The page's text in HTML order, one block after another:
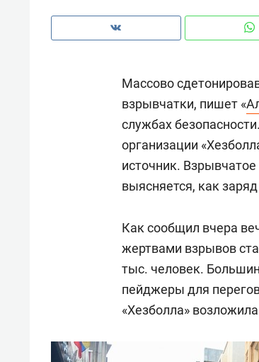
Массово
взрывчатки, пишет «
службах
организации
источник.
выясняется, как
Как сообщил вчера
жертвами взрывов
тыс. человек.
пейджеры для
«Хезболла»
Рекомендуем
Как ГК «МИР ГРУПП» и ВТБ
создают оазис жилого
комфорта под Казанью